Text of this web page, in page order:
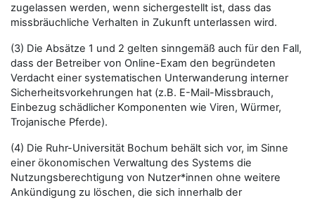
zugelassen werden, wenn sichergestellt ist, dass das
missbräuchliche Verhalten in Zukunft unterlassen wird.
(3) Die Absätze 1 und 2 gelten sinngemäß auch für den Fall,
dass der Betreiber von Online-Exam den begründeten
Verdacht einer systematischen Unterwanderung interner
Sicherheitsvorkehrungen hat (z.B. E-Mail-Missbrauch,
Einbezug schädlicher Komponenten wie Viren, Würmer,
Trojanische Pferde).
(4) Die Ruhr-Universität Bochum behält sich vor, im Sinne
einer ökonomischen Verwaltung des Systems die
Nutzungsberechtigung von Nutzer*innen ohne weitere
Ankündigung zu löschen, die sich innerhalb der